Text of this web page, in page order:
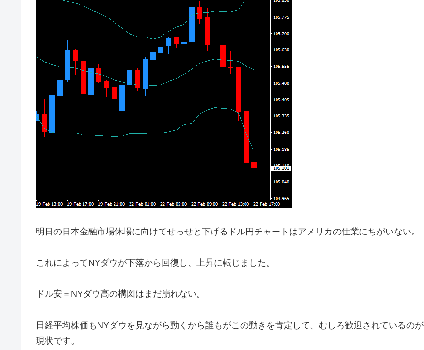
明日の日本金融市場休場に向けてせっせと下げるドル円チャートはアメリカの仕業にちがいない。
これによってNYダウが下落から回復し、上昇に転じました。
ドル安＝NYダウ高の構図はまだ崩れない。
日経平均株価もNYダウを見ながら動くから誰もがこの動きを肯定して、むしろ歓迎されているのが
現状です。